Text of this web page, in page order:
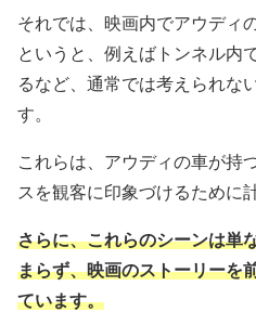
それでは、映画内でアウディ
というと、例えばトンネル内
るなど、通常では考えられな
す。
これらは、アウディの車が持
スを観客に印象づけるために
さらに、これらのシーンは単
まらず、映画のストーリーを
ています。